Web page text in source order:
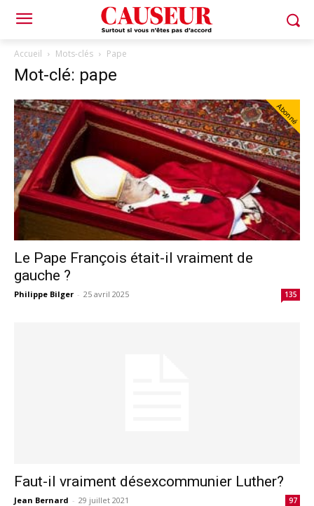
Accueil Mots-clés Pape
Mot-clé: pape
Abonné
Le Pape François était-il vraiment de
gauche ?
Philippe Bilger - 25 avril 2025 135
Faut-il vraiment désexcommunier Luther?
Jean Bernard - 29 juillet 2021 97